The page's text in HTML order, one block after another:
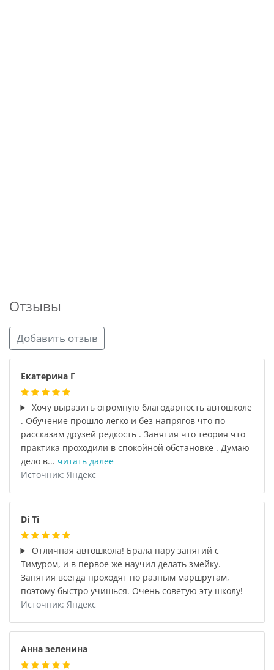
Отзывы
Добавить отзыв
Екатерина Г
Хочу выразить огромную благодарность автошколе
. Обучение прошло легко и без напрягов что по
рассказам друзей редкость . Занятия что теория что
практика проходили в спокойной обстановке . Думаю
дело в... читать далее
Источник: Яндекс
Di Ti
Отличная автошкола! Брала пару занятий с
Тимуром, и в первое же научил делать змейку.
Занятия всегда проходят по разным маршрутам,
поэтому быстро учишься. Очень советую эту школу!
Источник: Яндекс
Анна зеленина